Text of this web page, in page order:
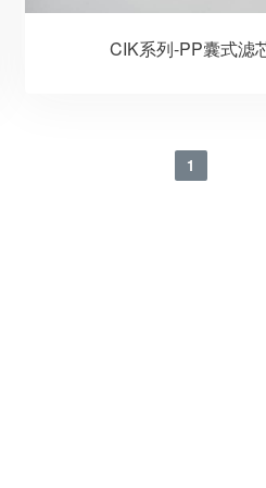
CIK系列-PP囊式滤
1